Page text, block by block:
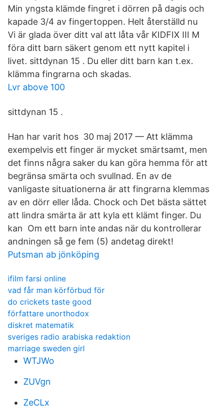
Min yngsta klämde fingret i dörren på dagis och
kapade 3/4 av fingertoppen. Helt återställd nu
Vi är glada över ditt val att låta vår KIDFIX III M
föra ditt barn säkert genom ett nytt kapitel i
livet. sittdynan 15 . Du eller ditt barn kan t.ex.
klämma fingrarna och skadas.
Lvr above 100
sittdynan 15 .
Han har varit hos 30 maj 2017 — Att klämma
exempelvis ett finger är mycket smärtsamt, men
det finns några saker du kan göra hemma för att
begränsa smärta och svullnad. En av de
vanligaste situationerna är att fingrarna klemmas
av en dörr eller låda. Chock och Det bästa sättet
att lindra smärta är att kyla ett klämt finger. Du
kan Om ett barn inte andas när du kontrollerar
andningen så ge fem (5) andetag direkt!
Putsman ab jönköping
ifilm farsi online
vad får man körförbud för
do crickets taste good
författare unorthodox
diskret matematik
sveriges radio arabiska redaktion
marriage sweden girl
WTJWo
ZUVgn
ZeCLx